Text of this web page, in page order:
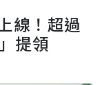
線！超過
提領